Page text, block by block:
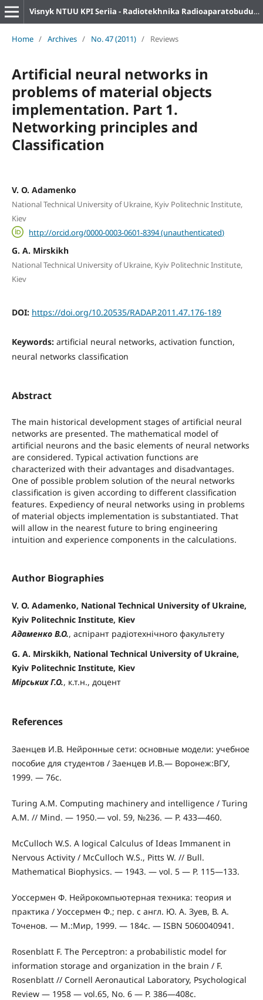
Visnyk NTUU KPI Seriia - Radiotekhnika Radioaparatobuduvannia
Home / Archives / No. 47 (2011) / Reviews
Artificial neural networks in
problems of material objects
implementation. Part 1.
Networking principles and
Classification
V. O. Adamenko
National Technical University of Ukraine, Kyiv Politechnic Institute,
Kiev
http://orcid.org/0000-0003-0601-8394 (unauthenticated)
G. A. Mirskikh
National Technical University of Ukraine, Kyiv Politechnic Institute,
Kiev
DOI: https://doi.org/10.20535/RADAP.2011.47.176-189
Keywords: artificial neural networks, activation function,
neural networks classification
Abstract
The main historical development stages of artificial neural
networks are presented. The mathematical model of
artificial neurons and the basic elements of neural networks
are considered. Typical activation functions are
characterized with their advantages and disadvantages.
One of possible problem solution of the neural networks
classification is given according to different classification
features. Expediency of neural networks using in problems
of material objects implementation is substantiated. That
will allow in the nearest future to bring engineering
intuition and experience components in the calculations.
Author Biographies
V. O. Adamenko, National Technical University of Ukraine,
Kyiv Politechnic Institute, Kiev
Адаменко В.О., аспірант радіотехнічного факультету
G. A. Mirskikh, National Technical University of Ukraine,
Kyiv Politechnic Institute, Kiev
Мірських Г.О., к.т.н., доцент
References
Заенцев И.В. Нейронные сети: основные модели: учебное
пособие для студентов / Заенцев И.В.— Воронеж:ВГУ,
1999. — 76с.
Turing A.M. Computing machinery and intelligence / Turing
A.M. // Mind. — 1950.— vol. 59, №236. — P. 433—460.
McCulloch W.S. A logical Calculus of Ideas Immanent in
Nervous Activity / McCulloch W.S., Pitts W. // Bull.
Mathematical Biophysics. — 1943. — vol. 5 — P. 115—133.
Уоссермен Ф. Нейрокомпьютерная техника: теория и
практика / Уоссермен Ф.; пер. с англ. Ю. А. Зуев, В. А.
Точенов. — М.:Мир, 1999. — 184с. — ISBN 5060040941.
Rosenblatt F. The Perceptron: a probabilistic model for
information storage and organization in the brain / F.
Rosenblatt // Cornell Aeronautical Laboratory, Psychological
Review — 1958 — vol.65, No. 6 — P. 386—408c.